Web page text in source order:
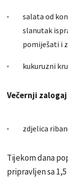
salata od
slanutak
pomiješati i
kukuruzni
Večernji zalogaj
zdjelica
Tijekom dana
pripravljen sa